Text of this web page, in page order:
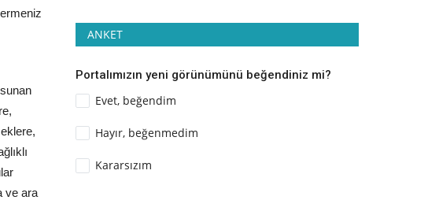
ve ara
ANKET
Portalımızın yeni görünümünü beğendiniz mi?
Evet, beğendim
Hayır, beğenmedim
Kararsızım